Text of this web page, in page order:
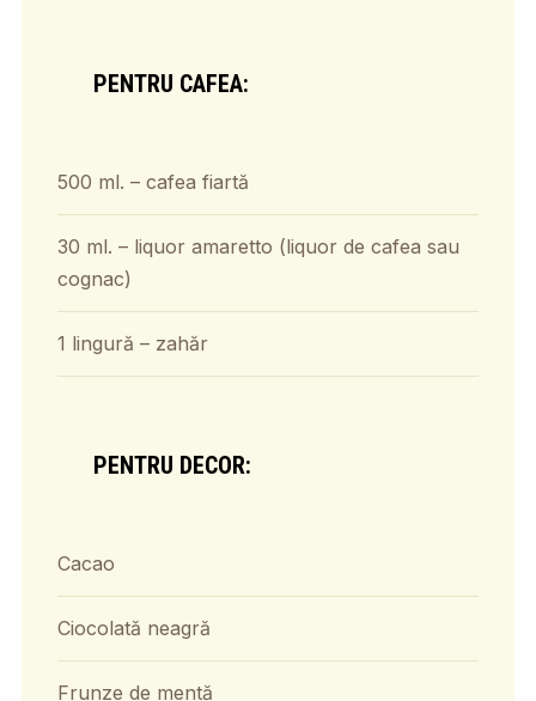
PENTRU CAFEA:
500 ml. – cafea fiartă
30 ml. – liquor amaretto (liquor de cafea sau
cognac)
1 lingură – zahăr
PENTRU DECOR:
Cacao
Ciocolată neagră
Frunze de mentă